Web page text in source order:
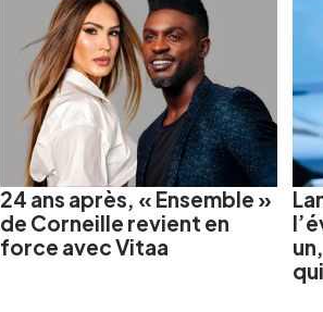
24 ans après, « Ensemble »
de Corneille revient en
force avec Vitaa